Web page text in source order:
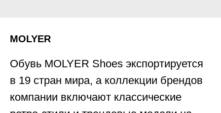
MOLYER
Обувь MOLYER Shoes экспортируется
в 19 стран мира, а коллекции брендов
компании включают классические